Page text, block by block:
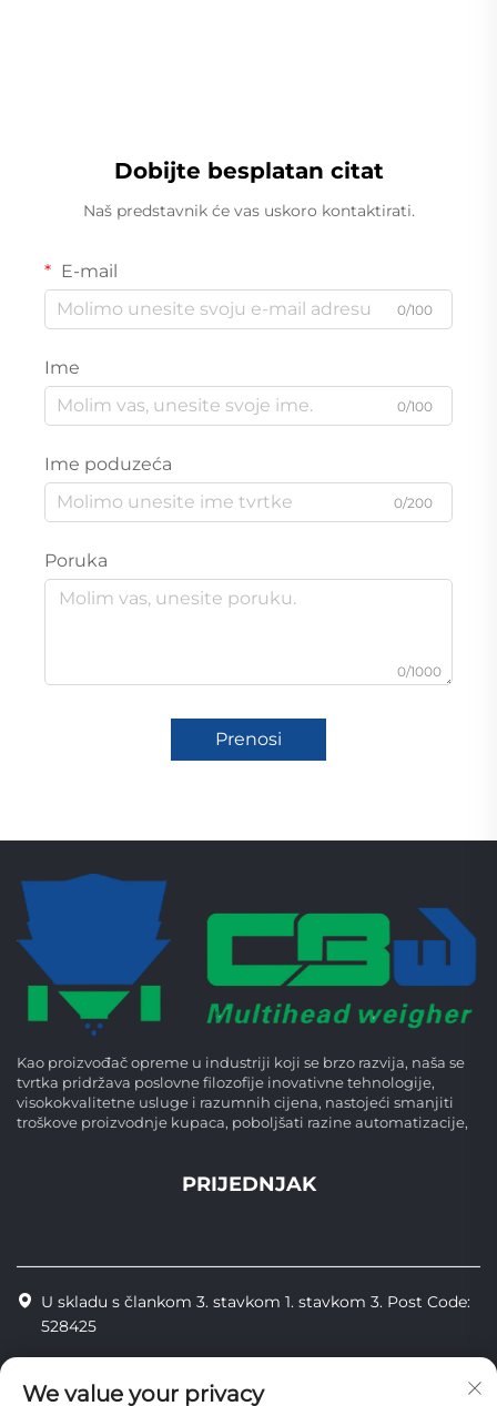
Dobijte besplatan citat
Naš predstavnik će vas uskoro kontaktirati.
E-mail
0/100
Ime
0/100
Ime poduzeća
0/200
Poruka
0/1000
Prenosi
Kao proizvođač opreme u industriji koji se brzo razvija, naša se
tvrtka pridržava poslovne filozofije inovativne tehnologije,
visokokvalitetne usluge i razumnih cijena, nastojeći smanjiti
troškove proizvodnje kupaca, poboljšati razine automatizacije,
PRIJEDNJAK
U skladu s člankom 3. stavkom 1. stavkom 3. Post Code:
528425
We value your privacy